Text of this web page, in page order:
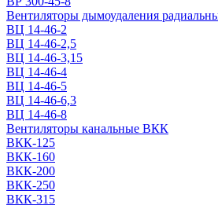
Вентиляторы дымоудаления
ВЦ 14-46-2
ВЦ 14-46-2,5
ВЦ 14-46-3,15
ВЦ 14-46-4
ВЦ 14-46-5
ВЦ 14-46-6,3
ВЦ 14-46-8
Вентиляторы канальные ВКК
ВКК-125
ВКК-160
ВКК-200
ВКК-250
ВКК-315